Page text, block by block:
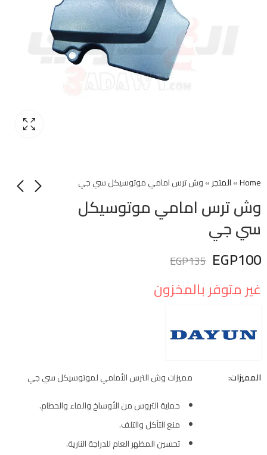
Home
»المتجر»وش ترس امامي موتوسيكل سي جي
وش ترس امامي موتوسيكل
سي جي
EGP100
EGP135
غير متوفر بالمخزون
المميزات:
مميزات وش الترس الأمامي لموتوسيكل سي جي
حماية التروس من الأوساخ والماء والحطام.
منع التآكل والتلف.
تحسين المظهر العام للدراجة النارية.